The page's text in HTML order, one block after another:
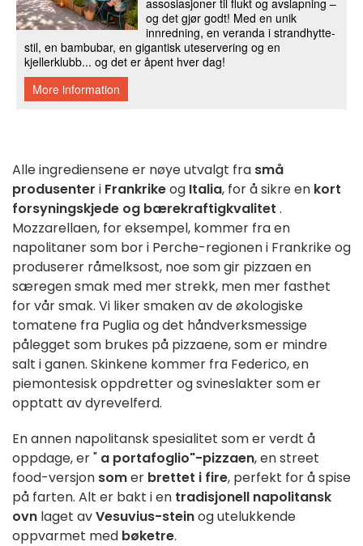
Alleingredienseneer nøyeutvalgt fra små
produsenter i Frankrikeog Italia, foråsikre en kort
forsyningskjede og bærekraftigkvalitet .
Mozzarellaen, for eksempel, kommer fra en
napolitaner som bor i Perche-regionen i Frankrike og
produserer råmelksost, noe som gir pizzaen en
særegen smak med mer strekk, men mer fasthet
for vår smak. Vi liker smaken av de økologiske
tomatene fra Puglia og det håndverksmessige
pålegget som brukes på pizzaene, som er mindre
salt i ganen. Skinkene kommer fra Federico, en
piemontesisk oppdretter og svineslakter som er
opptatt av dyrevelferd.
En annen napolitanskspesialitet som erverdt å
oppdage, er " a portafoglio"-pizzaen, enstreet
food-versjon somer brettet i fire, perfekt forå spise
på farten. Alt er bakt i en tradisjonell napolitansk
ovn laget avVesuvius-steinogutelukkende
oppvarmet med bøketre.